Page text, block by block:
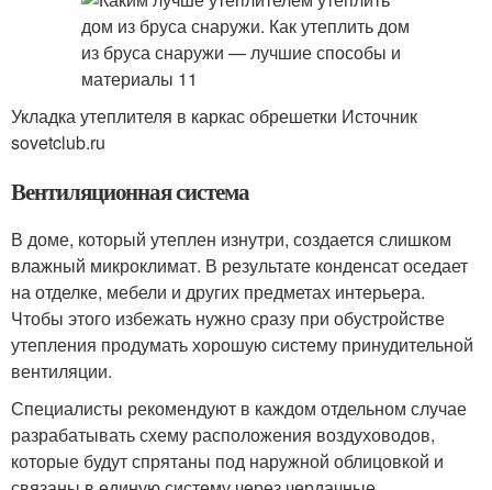
Укладка утеплителя в каркас обрешетки Источник
sovetclub.ru
Вентиляционная система
В доме, который утеплен изнутри, создается слишком
влажный микроклимат. В результате конденсат оседает
на отделке, мебели и других предметах интерьера.
Чтобы этого избежать нужно сразу при обустройстве
утепления продумать хорошую систему принудительной
вентиляции.
Специалисты рекомендуют в каждом отдельном случае
разрабатывать схему расположения воздуховодов,
которые будут спрятаны под наружной облицовкой и